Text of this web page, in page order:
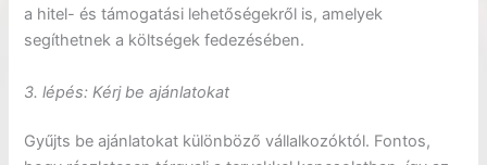
a hitel- és támogatási lehetőségekről is, amelyek
segíthetnek a költségek fedezésében.
3. lépés: Kérj be ajánlatokat
Gyűjts be ajánlatokat különböző vállalkozóktól. Fontos,